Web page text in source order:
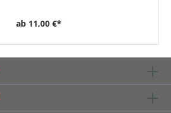
ab 11,00 €*